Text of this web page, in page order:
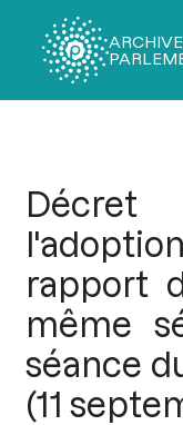
rapport
même
séance
(11